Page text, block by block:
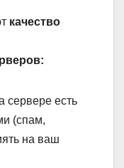
качество
сервере есть
(спам,
на ваш